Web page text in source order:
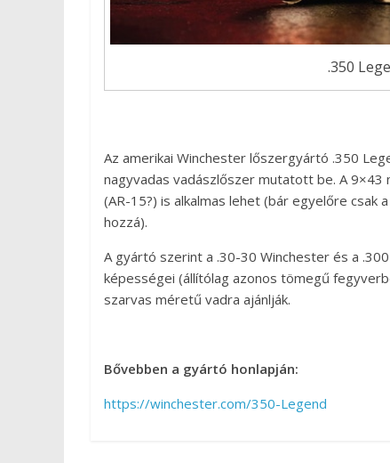
.350
Az amerikai Winchester lőszergyártó .350
nagyvadas vadászlőszer mutatott be. A
(AR-15?) is alkalmas lehet (bár egyelőre csak
hozzá).
A gyártó szerint a .30-30 Winchester és a
képességei (állítólag azonos tömegű
szarvas méretű vadra ajánlják.
Bővebben a gyártó honlapján:
https://winchester.com/350-Legend